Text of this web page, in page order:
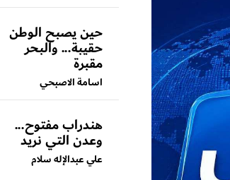
حين يصبح الوطن
حقيبة... والبحر
مقبرة
اسامة الاصبحي
هندراب مفتوح...
وعدن التي نريد
علي عبدالإله سلام